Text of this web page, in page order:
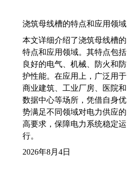
浇筑母线槽的特点和应用领域
本文详细介绍了浇筑母线槽的
特点和应用领域。其特点包括
良好的电气、机械、防火和防
护性能。在应用上，广泛用于
商业建筑、工业厂房、医院和
数据中心等场所，凭借自身优
势满足不同领域对电力供应的
高要求，保障电力系统稳定运
行。
2026年8月4日